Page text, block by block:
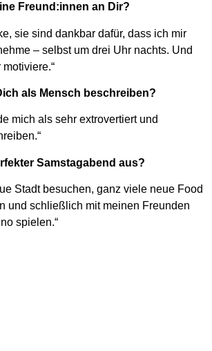
Freund:innen an Dir?
sie sind dankbar dafür, dass ich mir
– selbst um drei Uhr nachts. Und
als Mensch beschreiben?
mich als sehr extrovertiert und
Samstagabend aus?
Stadt besuchen, ganz viele neue Food
und schließlich mit meinen Freunden
spielen.“